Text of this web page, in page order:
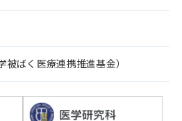
被ばく医療連携推進基金）